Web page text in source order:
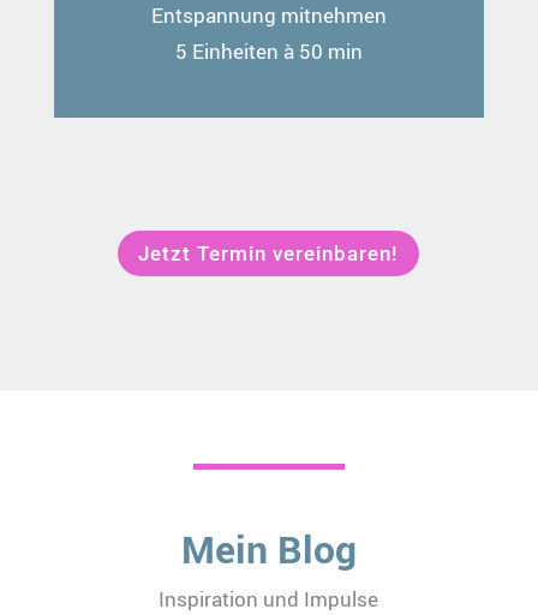
Entspannung mitnehmen
5 Einheiten à 50 min
Jetzt Termin vereinbaren!
Mein Blog
Inspiration und Impulse